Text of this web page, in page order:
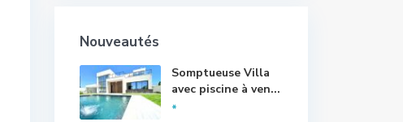
Nouveautés
Somptueuse Villa
avec piscine à ven...
*